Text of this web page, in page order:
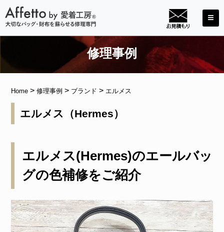
修理事例
Home >修理事例 > ブランド > エルメス
エルメス（Hermes）
エルメス(Hermes)のエールバッ
グの色補修をご紹介